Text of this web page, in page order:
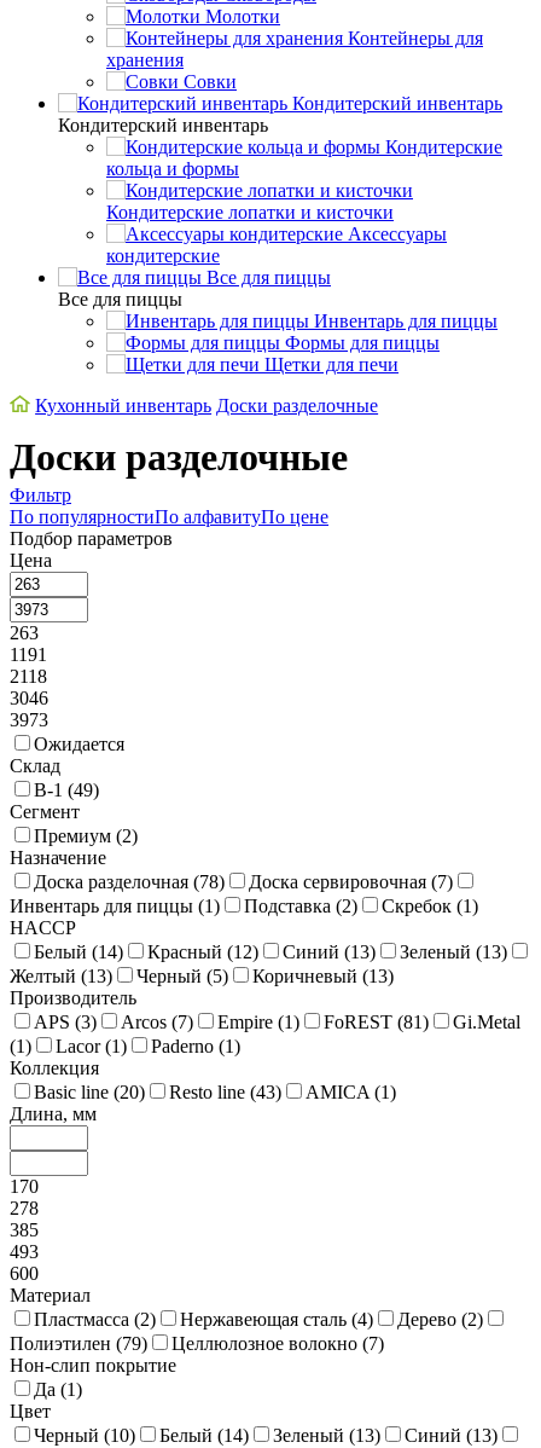
Молотки
Контейнеры для
хранения
Совки
Кондитерский инвентарь
Кондитерский инвентарь
Кондитерские
кольца и формы
Кондитерские лопатки и кисточки
Аксессуары
кондитерские
Все для пиццы
Все для пиццы
Инвентарь для пиццы
Формы для пиццы
Щетки для печи
Кухонный инвентарь Доски разделочные
Доски разделочные
Фильтр
По популярностиПо алфавитуПо цене
Подбор параметров
Цена
263
1191
2118
3046
3973
Ожидается
Склад
В-1 (49)
Сегмент
Премиум (2)
Назначение
Доска разделочная (78) Доска сервировочная (7)
Инвентарь для пиццы (1) Подставка (2) Скребок (1)
HACCP
Белый (14) Красный (12) Синий (13) Зеленый (13)
Желтый (13) Черный (5) Коричневый (13)
Производитель
APS (3) Arcos (7) Empire (1) FoREST (81)
Gi.Metal
(1) Lacor (1) Paderno (1)
Коллекция
Basic line (20) Resto line (43) AMICA (1)
Длина, мм
170
278
385
493
600
Материал
Пластмасса (2) Нержавеющая сталь (4) Дерево (2)
Полиэтилен (79) Целлюлозное волокно (7)
Нон-слип покрытие
Да (1)
Цвет
Черный (10) Белый (14) Зеленый (13) Синий (13)